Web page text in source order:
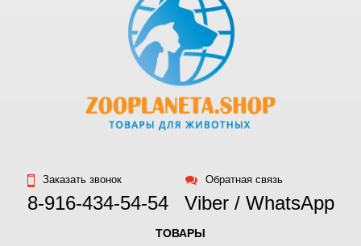
Заказать звонок
8-916-434-54-54
Обратная связь
Viber / WhatsApp
ТОВАРЫ